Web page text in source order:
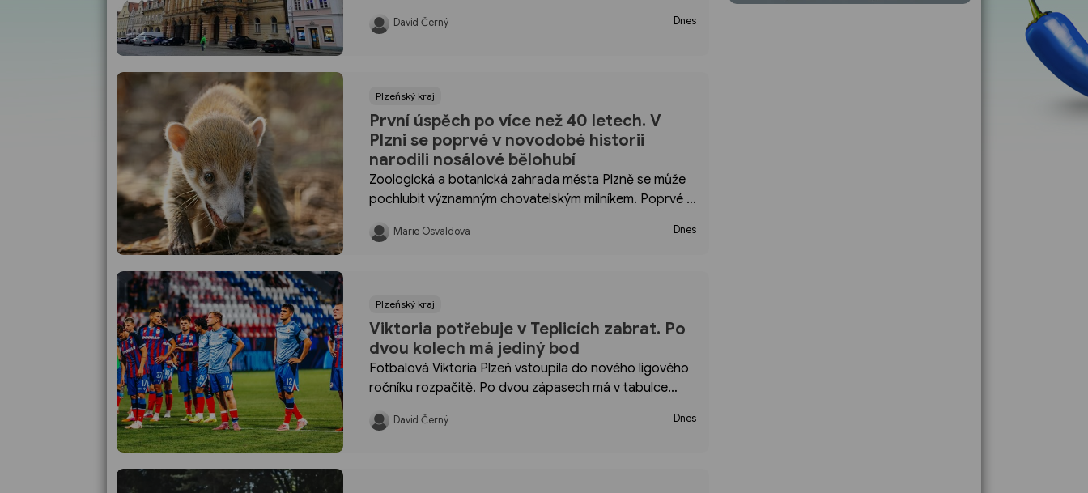
severní část objektu. Město zároveň schválilo autorský
David Černý Dnes
Plzeňský kraj
První úspěch po více než 40 letech. V
Plzni se poprvé v novodobé historii
narodili nosálové bělohubí
Zoologická a botanická zahrada města Plzně se může
pochlubit významným chovatelským milníkem. Poprvé v
bělohubých. Radostná událost o to více překvapila
Marie Osvaldová Dnes
Plzeňský kraj
Viktoria potřebuje v Teplicích zabrat. Po
dvou kolech má jediný bod
Fotbalová Viktoria Plzeň vstoupila do nového ligového
ročníku rozpačitě. Po dvou zápasech má v tabulce
v Teplicích. Pro trenérský tým jde o první velkou
David Černý Dnes